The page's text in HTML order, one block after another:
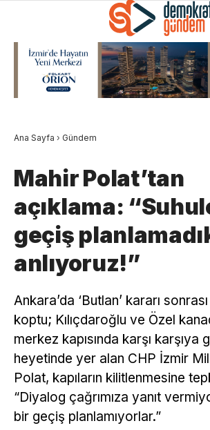
Ana Sayfa › Gündem
Mahir Polat’tan
açıklama:
geçiş
anlıyoruz!”
Ankara’da ‘Butlan’ kararı
koptu; Kılıçdaroğlu ve Özel
merkez kapısında karşı karşıya
heyetinde yer alan CHP İzmir
Polat, kapıların kilitlenmesine
“Diyalog çağrımıza yanıt
bir geçiş planlamıyorlar.”